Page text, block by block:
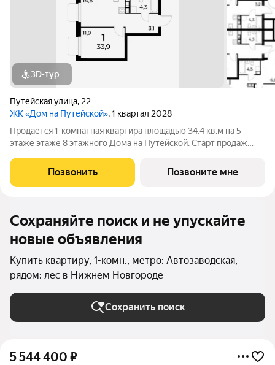
3D-тур
Путейская улица, 22
ЖК «Дом на Путейской», 1 квартал 2028
Продается 1-комнатная квартира площадью 34,4 кв.м на 5
этаже этаже 8 этажного Дома на Путейской. Старт продаж
уютный проект от ГК АГРОСПЕЦТЕХ средней этажности (8
этажей) в Канавинском районе,
Позвонить Позвоните мне
Сохраняйте поиск и не упускайте
новые объявления
Купить квартиру, 1-комн., метро: Автозаводская,
рядом: лес в Нижнем Новгороде
Сохранить поиск
5 544 400 ₽